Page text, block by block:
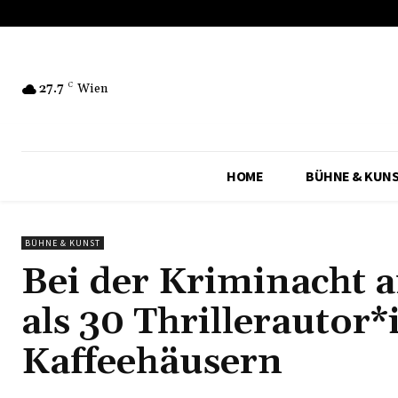
27.7 C Wien
HOME BÜHNE &
BÜHNE & KUNST
Bei der Kriminacht
als 30
Kaffeehäusern